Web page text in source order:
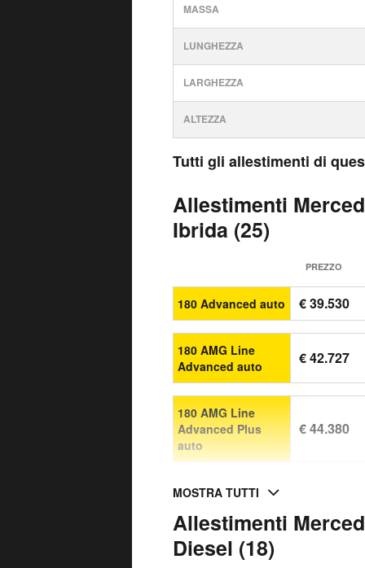
MASSA
LUNGHEZZA
LARGHEZZA
ALTEZZA
Tutti gli allestimenti di
Allestimenti
Ibrida (25)
PREZZO
180 Advanced auto € 39.530
180 AMG Line
Advanced auto
€ 42.727
180 AMG Line
Advanced Plus
auto
€ 44.380
MOSTRA TUTTI
Allestimenti
Diesel (18)